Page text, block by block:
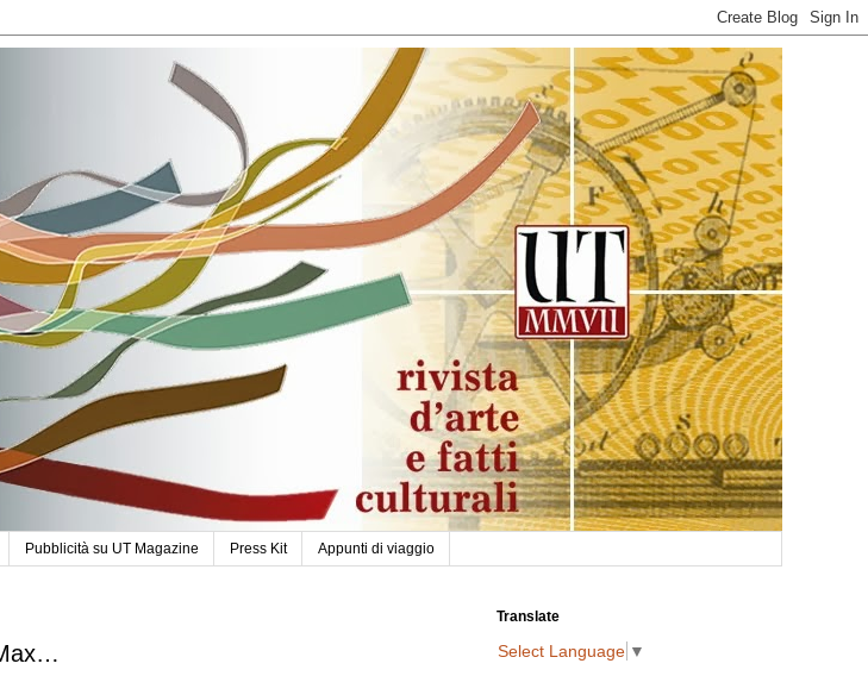
Pubblicità su UT Magazine Press Kit Appunti di viaggio
Translate
Select Language ▼